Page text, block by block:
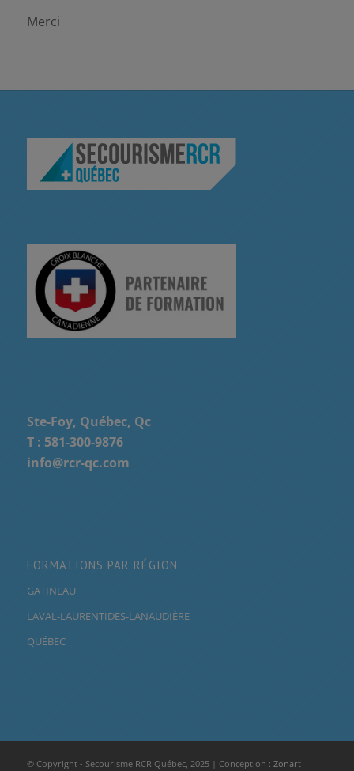
Merci
Ste-Foy, Québec, Qc
T : 581-300-9876
info@rcr-qc.com
FORMATIONS PAR RÉGION
GATINEAU
LAVAL-LAURENTIDES-LANAUDIÈRE
QUÉBEC
© Copyright - Secourisme RCR Québec, 2025 | Conception : Zonart